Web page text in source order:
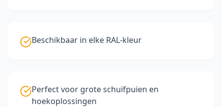
Beschikbaar in elke RAL-kleur
Perfect voor grote schuifpuien en
hoekoplossingen